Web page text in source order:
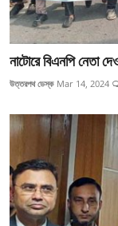
নাটোরে বিএনপি নেতা
উত্তরপথ ডেস্ক Mar 14, 2024